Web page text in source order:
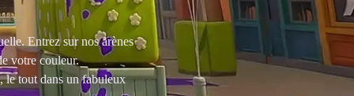
Entrez sur nos arènes
votre couleur.
le tout dans un fabuleux